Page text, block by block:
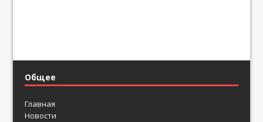
Общее
Главная
Новости